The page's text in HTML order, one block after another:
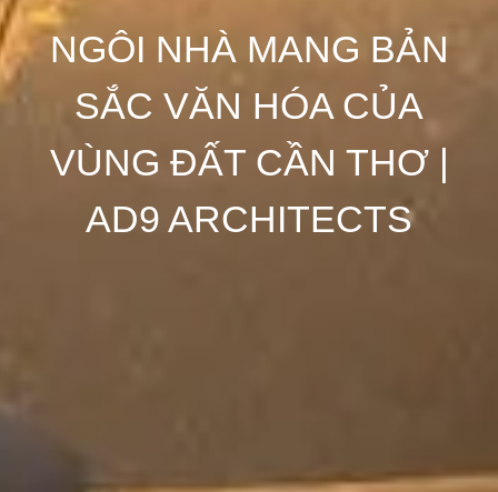
NGÔI NHÀ MANG BẢN
SẮC VĂN HÓA CỦA
VÙNG ĐẤT CẦN THƠ |
AD9 ARCHITECTS